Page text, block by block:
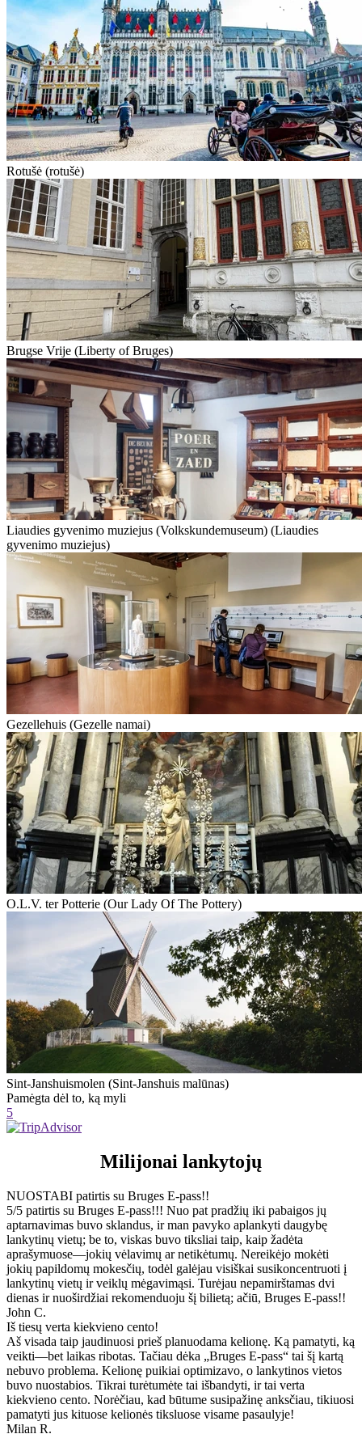
Rotušė (rotušė)
Brugse Vrije (Liberty of Bruges)
Liaudies gyvenimo muziejus (Volkskundemuseum) (Liaudies
gyvenimo muziejus)
Gezellehuis (Gezelle namai)
O.L.V. ter Potterie (Our Lady Of The Pottery)
Sint-Janshuismolen (Sint-Janshuis malūnas)
Pamėgta dėl to, ką myli
5
Milijonai lankytojų
NUOSTABI patirtis su Bruges E-pass!!
5/5 patirtis su Bruges E-pass!!! Nuo pat pradžių iki pabaigos jų
aptarnavimas buvo sklandus, ir man pavyko aplankyti daugybę
lankytinų vietų; be to, viskas buvo tiksliai taip, kaip žadėta
aprašymuose—jokių vėlavimų ar netikėtumų. Nereikėjo mokėti
jokių papildomų mokesčių, todėl galėjau visiškai susikoncentruoti į
lankytinų vietų ir veiklų mėgavimąsi. Turėjau nepamirštamas dvi
dienas ir nuoširdžiai rekomenduoju šį bilietą; ačiū, Bruges E-pass!!
John C.
Iš tiesų verta kiekvieno cento!
Aš visada taip jaudinuosi prieš planuodama kelionę. Ką pamatyti, ką
veikti—bet laikas ribotas. Tačiau dėka „Bruges E-pass“ tai šį kartą
nebuvo problema. Kelionę puikiai optimizavo, o lankytinos vietos
buvo nuostabios. Tikrai turėtumėte tai išbandyti, ir tai verta
kiekvieno cento. Norėčiau, kad būtume susipažinę anksčiau, tikiuosi
pamatyti jus kituose kelionės tiksluose visame pasaulyje!
Milan R.